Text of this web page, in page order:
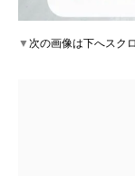
▼次の画像は下へスク